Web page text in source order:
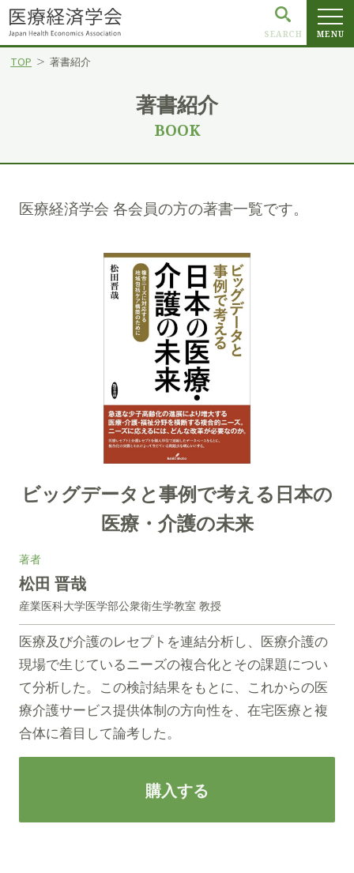
SEARCH MENU
著書紹介
BOOK
TOP 著書紹介
医療経済学会 各会員の方の著書一覧です。
購入する
ビッグデータと事例で考える日本の
医療・介護の未来
著者
松田 晋哉
産業医科大学医学部公衆衛生学教室 教授
医療及び介護のレセプトを連結分析し、医療介護の
現場で生じているニーズの複合化とその課題につい
て分析した。この検討結果をもとに、これからの医
療介護サービス提供体制の方向性を、在宅医療と複
合体に着目して論考した。